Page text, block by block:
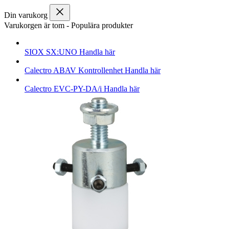
Din varukorg
Varukorgen är tom - Populära produkter
SIOX SX:UNO Handla här
Calectro ABAV Kontrollenhet Handla här
Calectro EVC-PY-DA/i Handla här